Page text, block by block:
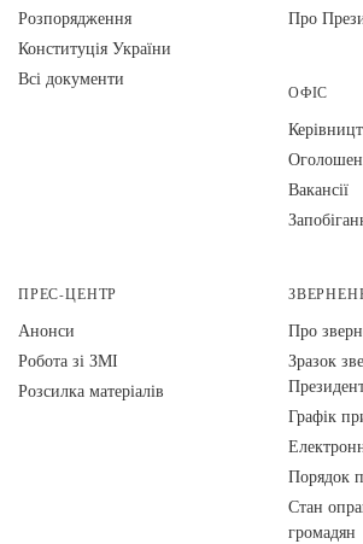
Розпорядження
Конституція України
Всі документи
Про
ОФІС
Вакансії
ПРЕС-ЦЕНТР
Анонси
Робота зі ЗМІ
Розсилка матеріалів
Про
Зразок
Графік
Порядок
Стан
громадян